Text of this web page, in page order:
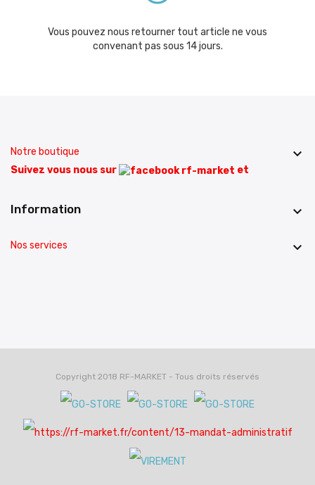
Vous pouvez nous retourner tout article ne vous
convenant pas sous 14 jours.
Notre boutique 
Suivez vous nous sur et
Information 
Nos services 
Copyright 2018 RF-MARKET - Tous droits réservés